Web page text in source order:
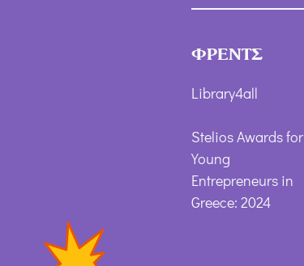
ΦΡΕΝΤΣ
Library4all
Stelios Awards for
Young
Entrepreneurs in
Greece: 2024